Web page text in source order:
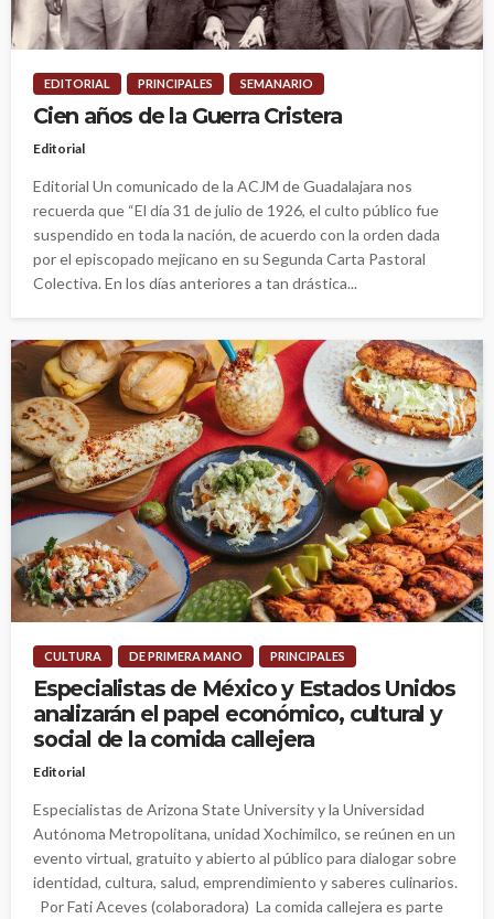
EDITORIAL PRINCIPALES SEMANARIO
Cien años de la Guerra Cristera
Editorial
Editorial Un comunicado de la ACJM de Guadalajara nos
recuerda que “El día 31 de julio de 1926, el culto público fue
suspendido en toda la nación, de acuerdo con la orden dada
por el episcopado mejicano en su Segunda Carta Pastoral
Colectiva. En los días anteriores a tan drástica...
CULTURA DE PRIMERA MANO PRINCIPALES
Especialistas de México y Estados Unidos
analizarán el papel económico, cultural y
social de la comida callejera
Editorial
Especialistas de Arizona State University y la Universidad
Autónoma Metropolitana, unidad Xochimilco, se reúnen en un
evento virtual, gratuito y abierto al público para dialogar sobre
identidad, cultura, salud, emprendimiento y saberes culinarios.
Por Fati Aceves (colaboradora) La comida callejera es parte